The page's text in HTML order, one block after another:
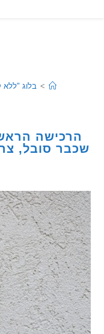
בלוג "ללא קרינה בשבילך"
הראשונה
סובל, צריכה